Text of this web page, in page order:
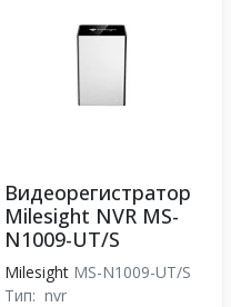
Видеорегистратор
Milesight NVR MS-
N1009-UT/S
Milesight MS-N1009-UT/S
Тип: nvr